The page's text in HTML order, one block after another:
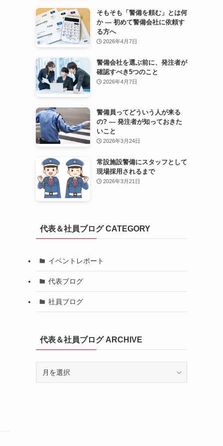
そもそも「警備を頼む」とは何
か — 初めて警備会社に依頼す
る方へ
2026年4月7日
警備会社を選ぶ前に、発注者が
確認すべき5つのこと
2026年4月7日
警備員ってどういう人が来る
の? — 発注者が知っておきた
いこと
2026年3月24日
常設施設警備にスタッフとして
現場採用されるまで
2026年3月21日
代表＆社員ブログ CATEGORY
イベントレポート
代表ブログ
社員ブログ
代表＆社員ブログ ARCHIVE